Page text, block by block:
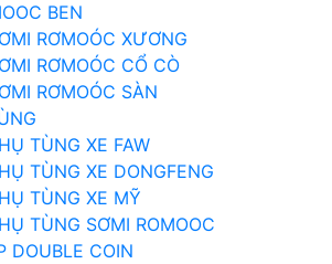
BEN
RƠMOÓC XƯƠNG
RƠMOÓC CỔ CÒ
RƠMOÓC SÀN
TÙNG XE FAW
TÙNG XE DONGFENG
TÙNG XE MỸ
TÙNG SƠMI ROMOOC
DOUBLE COIN